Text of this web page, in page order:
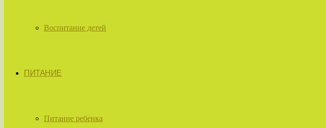
Воспитание детей
ПИТАНИЕ
Питание ребенка